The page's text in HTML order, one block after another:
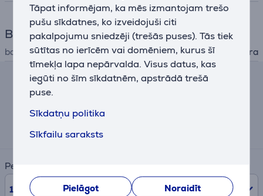
Tāpat informējam, ka mēs izmantojam trešo
pušu sīkdatnes, ko izveidojuši citi
pakalpojumu sniedzēji (trešās puses). Tās tiek
sūtītas no ierīcēm vai domēniem, kurus šī
tīmekļa lapa nepārvalda. Visus datus, kas
iegūti no šīm sīkdatnēm, apstrādā trešā
puse.
Sīkdatņu politika
Sīkfailu saraksts
Pielāgot
Noraidīt
Barošana
barošana no akumulatora
Līzinga un nomas kalkulators
Aptuvens ikmēneša maksājums
Periods
10 mēn.